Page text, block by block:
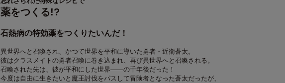
薬をつくる!?
石熱病の特効薬をつくりたいんだ！
異世界へと召喚され、かつて世界を平和に導いた勇者・近衛蒼太。
彼はクラスメイトの勇者召喚に巻き込まれ、再び異世界へと召喚される。
召喚された先は、彼が平和にした世界――の千年後だった！
今度は自由に生きたいと魔王討伐をパスして冒険者となった蒼太だったが、